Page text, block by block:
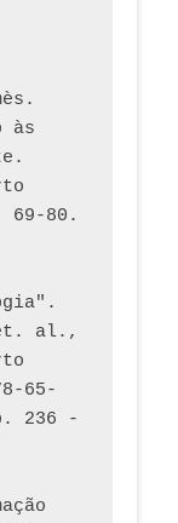
às
al.,
65-
236 -